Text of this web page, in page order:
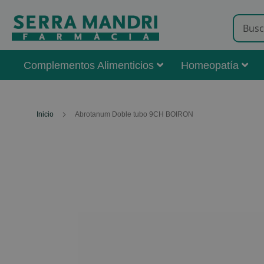
Complementos Alimenticios Homeopatía
Inicio Abrotanum Doble tubo 9CH BOIRON